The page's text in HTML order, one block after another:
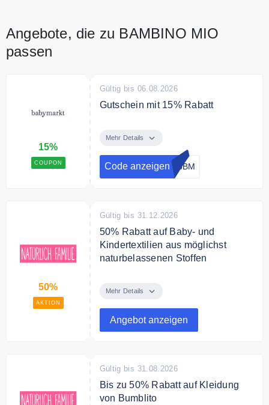
Angebote, die zu BAMBINO MIO
passen
15%
COUPON
Gültig bis 06.08.2026
Gutschein mit 15% Rabatt
Deinen Einkauf ohne
Mindesteinkaufswert bei
babymarkt.
Marken sind vor der Aktion
ausgeschlossen
Mehr Details
Code anzeigen 15BM
50%
AKTION
Gültig bis 31.12.2026
50% Rabatt auf Baby- und
Kindertextilien aus möglichst
naturbelassenen Stoffen
Kindertextilien aus möglichst
Bedingungen
Mehr Details
Angebot anzeigen
Gültig bis 31.08.2026
Bis zu 50% Rabatt auf Kleidung
von Bumblito